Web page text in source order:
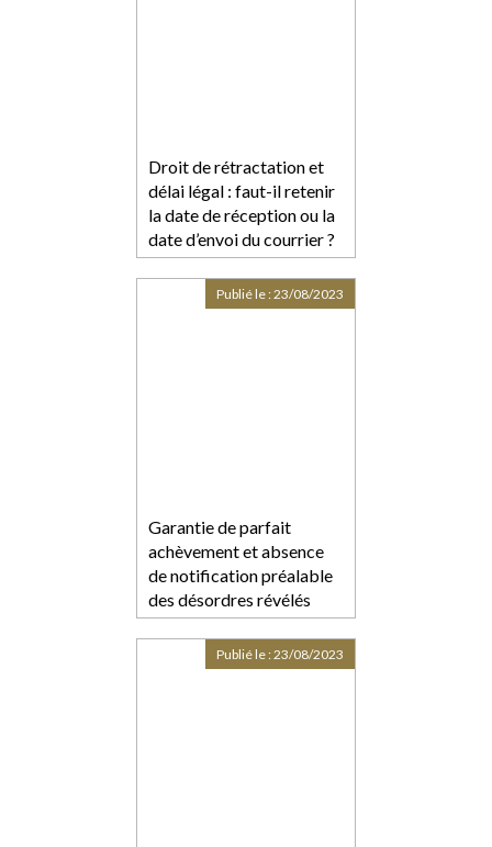
Droit de rétractation et
délai légal : faut-il retenir
la date de réception ou la
date d’envoi du courrier ?
Garantie de parfait
achèvement et absence
de notification préalable
des désordres révélés
postérieurement à la
réception
Publié le :23/08/2023
Publié le :23/08/2023